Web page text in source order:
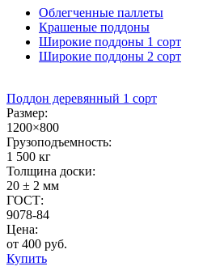
Облегченные паллеты
Крашеные поддоны
Широкие поддоны 1 сорт
Широкие поддоны 2 сорт
Поддон деревянный 1 сорт
Размер:
1200×800
Грузоподъемность:
1 500 кг
Толщина доски:
20 ± 2 мм
ГОСТ:
9078-84
Цена:
от 400 руб.
Купить